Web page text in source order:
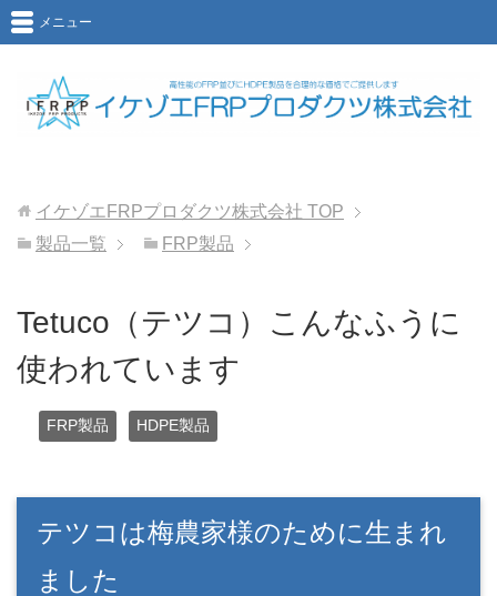
メニュー
イケゾエFRPプロダクツ株式会社 TOP
製品一覧
FRP製品
Tetuco（テツコ）こんなふうに
使われています
FRP製品 HDPE製品
テツコは梅農家様のために生まれ
ました